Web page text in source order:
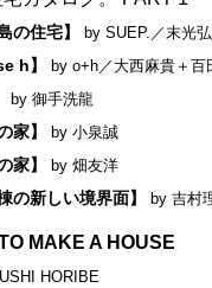
の住宅】 by SUEP.／末光
h】 by o+h／大西麻貴＋百
by 御手洗龍
家】 by 小泉誠
家】 by 畑友洋
の新しい境界面】 by 吉村
MAKE A HOUSE
HORIBE